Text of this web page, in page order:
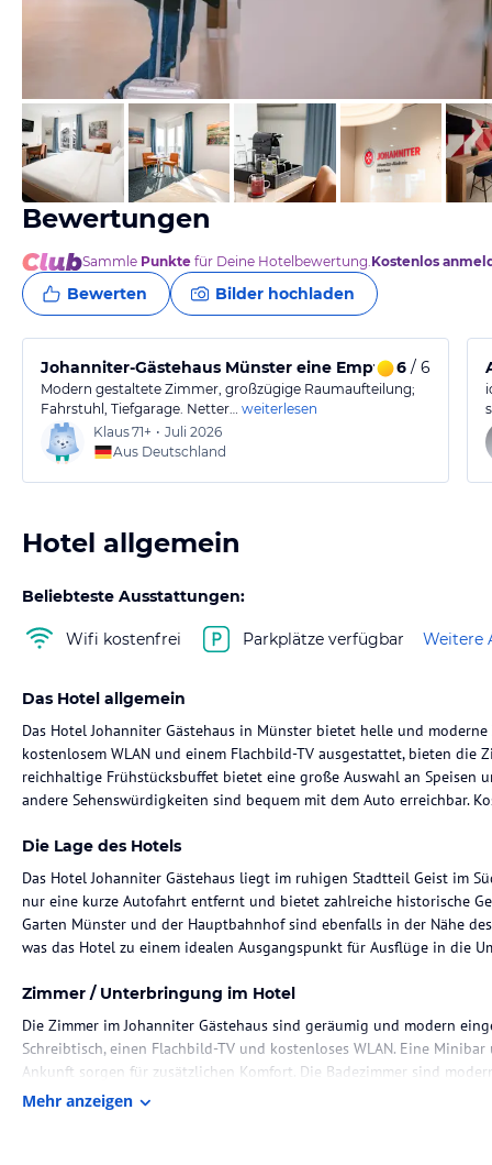
von Expedia
Bewertungen
Sammle Punkte für Deine Hotelbewertung.Kostenlos
Bewerten Bilder hochladen
Johanniter-Gästehaus Münster eine Empfehlung!
6 / 6
Modern gestaltete Zimmer, großzügige Raumaufteilung;
Fahrstuhl, Tiefgarage. Netter… weiterlesen
Klaus71+ • Juli 2026
Aus Deutschland
Hotel allgemein
Beliebteste Ausstattungen:
Wifi kostenfrei Parkplätze verfügbar Weitere
Das Hotel allgemein
Das Hotel Johanniter Gästehaus in Münster bietet helle und
kostenlosem WLAN und einem Flachbild-TV ausgestattet, bieten die
reichhaltige Frühstücksbuffet bietet eine große Auswahl an Speisen
andere Sehenswürdigkeiten sind bequem mit dem Auto erreichbar.
Die Lage des Hotels
Das Hotel Johanniter Gästehaus liegt im ruhigen Stadtteil Geist im
nur eine kurze Autofahrt entfernt und bietet zahlreiche historische
Garten Münster und der Hauptbahnhof sind ebenfalls in der Nähe
was das Hotel zu einem idealen Ausgangspunkt für Ausflüge in die
Zimmer / Unterbringung im Hotel
Die Zimmer im Johanniter Gästehaus sind geräumig und modern
Schreibtisch, einen Flachbild-TV und kostenloses WLAN. Eine
Ankunft sorgen für zusätzlichen Komfort. Die Badezimmer sind
und einem Haartrockner.
Mehr anzeigen